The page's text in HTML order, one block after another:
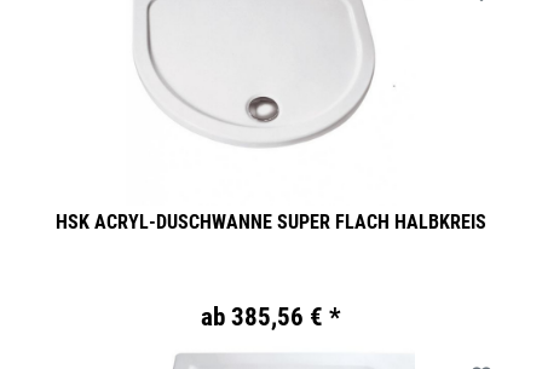
HSK ACRYL-DUSCHWANNE SUPER FLACH HALBKREIS
ab 385,56 € *